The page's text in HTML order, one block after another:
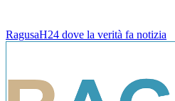
RagusaH24 dove la verità fa notizia